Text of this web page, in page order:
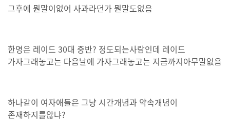
그후에 뭔말이없어 사과라던가 뭔말도없음
한명은 레이드 30대 중반? 정도되는사람인데 레이드
가자그래놓고는 다음날에 가자그래놓고는 지금까지아무말없음
하나같이 여자애들은 그냥 시간개념과 약속개념이
존재하지를않냐?